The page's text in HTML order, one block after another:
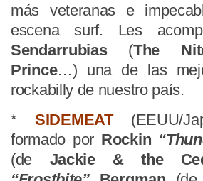
más veteranas e
escena surf. Les
Sendarrubias(The
Prince…) una de las
rockabilly de nuestro país.
*SIDEMEAT(EEUU/
formado por Rockin
(de Jackie & the